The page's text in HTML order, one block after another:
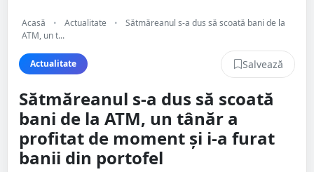
Acasă • Actualitate •
Sătmăreanul s-a dus să scoată bani de la
ATM, un t...
Actualitate Salvează
Sătmăreanul s-a dus să scoată
bani de la ATM, un tânăr a
profitat de moment și i-a furat
banii din portofel